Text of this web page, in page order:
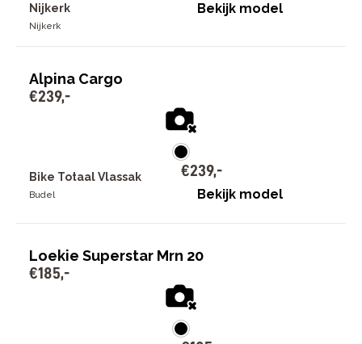
Nijkerk
Nijkerk
Bekijk model
Alpina Cargo
€239,-
Bike Totaal Vlassak
Budel
€239,-
Bekijk model
Loekie Superstar Mrn 20
€185,-